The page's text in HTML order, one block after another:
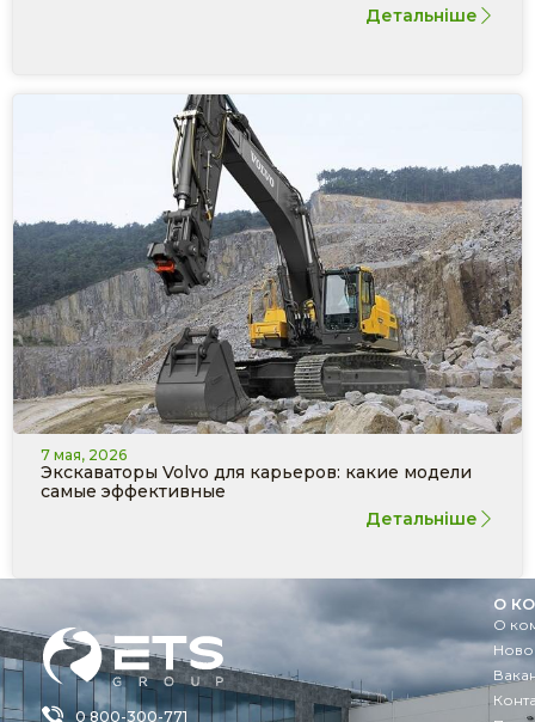
Детальніше
7 мая, 2026
Экскаваторы Volvo для карьеров: какие модели
самые эффективные
Детальніше
0 800-300-771
О
О